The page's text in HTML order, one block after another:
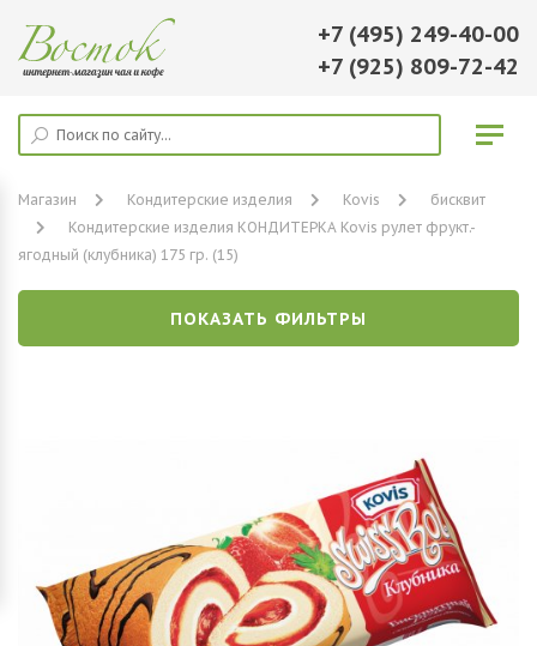
+7 (495) 249-40-00
+7 (925) 809-72-42
Магазин Кондитерские изделия Kovis
бисквит
Кондитерские изделия КОНДИТЕРКА Kovis рулет фрукт.-
ягодный (клубника) 175 гр. (15)
ПОКАЗАТЬ ФИЛЬТРЫ